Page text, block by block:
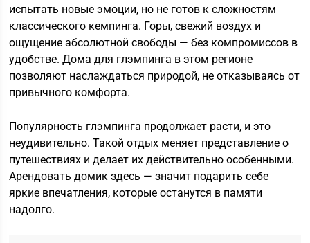
испытать новые эмоции, но не готов к сложностям
классического кемпинга. Горы, свежий воздух и
ощущение абсолютной свободы — без компромиссов в
удобстве. Дома для глэмпинга в этом регионе
позволяют наслаждаться природой, не отказываясь от
привычного комфорта.
Популярность глэмпинга продолжает расти, и это
неудивительно. Такой отдых меняет представление о
путешествиях и делает их действительно особенными.
Арендовать домик здесь — значит подарить себе
яркие впечатления, которые останутся в памяти
надолго.